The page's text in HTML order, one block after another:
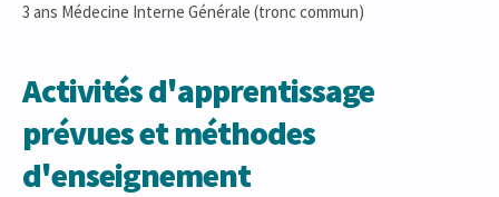
3 ans Médecine Interne Générale (tronc commun)
Activités d'apprentissage
prévues et méthodes
d'enseignement